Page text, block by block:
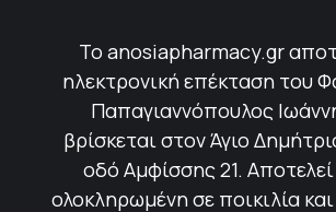
Το anosiapharmacy.gr
ηλεκτρονική επέκταση του
Παπαγιαννόπουλος
βρίσκεται στον Άγιο
οδό Αμφίσσης 21.
ολοκληρωμένη σε ποικιλία